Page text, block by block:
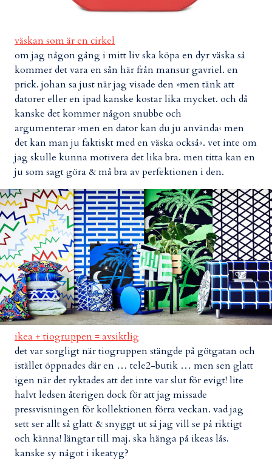
väskan som är en cirkel
om jag någon gång i mitt liv ska köpa en dyr väska så
kommer det vara en sån här från mansur gavriel. en
prick. johan sa just när jag visade den »men tänk att
datorer eller en ipad kanske kostar lika mycket. och då
kanske det kommer någon snubbe och
argumenterar ›men en dator kan du ju använda‹ men
det kan man ju faktiskt med en väska också«. vet inte om
jag skulle kunna motivera det lika bra. men titta kan en
ju som sagt göra & må bra av perfektionen i den.
ikea + tiogruppen = avsiktlig
det var sorgligt när tiogruppen stängde på götgatan och
istället öppnades där en … tele2-butik … men sen glatt
igen när det ryktades att det inte var slut för evigt! lite
halvt ledsen återigen dock för att jag missade
pressvisningen för kollektionen förra veckan. vad jag
sett ser allt så glatt & snyggt ut så jag vill se på riktigt
och känna! längtar till maj. ska hänga på ikeas lås.
kanske sy något i ikeatyg?